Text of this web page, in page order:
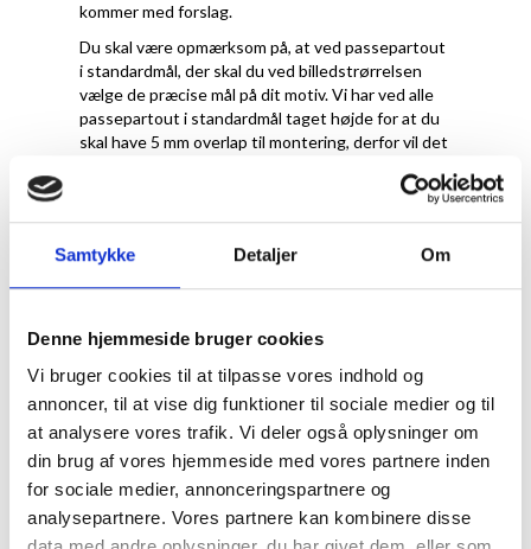
Samtykke Detaljer Om
Denne hjemmeside bruger cookies
Vi bruger cookies til at tilpasse vores indhold og
annoncer, til at vise dig funktioner til sociale medier og til
at analysere vores trafik. Vi deler også oplysninger om
din brug af vores hjemmeside med vores partnere inden
for sociale medier, annonceringspartnere og
analysepartnere. Vores partnere kan kombinere disse
kommer med forslag.
Du skal være opmærksom på, at ved passepartout
i standardmål, der skal du ved billedstrørrelsen
vælge de præcise mål på dit motiv. Vi har ved alle
passepartout i standardmål taget højde for at du
skal have 5 mm overlap til montering, derfor vil det
Hvilken farve